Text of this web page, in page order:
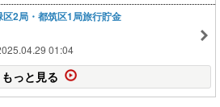
2局・都筑区1局旅行貯金
01:04
もっと見る